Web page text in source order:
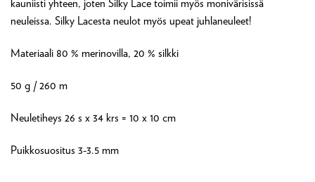
kauniisti yhteen, joten Silky Lace toimii myös monivärisissä
neuleissa. Silky Lacesta neulot myös upeat juhlaneuleet!
Materiaali 80 % merinovilla, 20 % silkki
50 g / 260 m
Neuletiheys 26 s x 34 krs = 10 x 10 cm
Puikkosuositus 3-3.5 mm